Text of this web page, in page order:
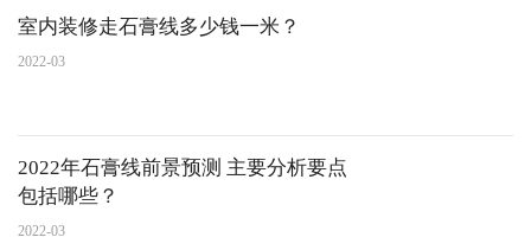
室内装修走石膏线多少钱一米？
2022-03
2022年石膏线前景预测 主要分析要点
包括哪些？
2022-03